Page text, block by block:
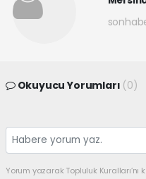
Okuyucu Yorumları (0)
Yorum yazarak Topluluk